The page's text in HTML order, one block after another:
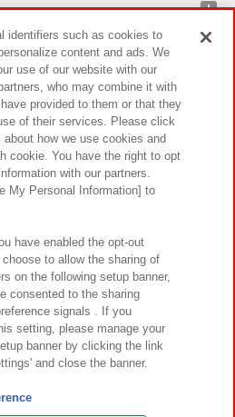
ナビリティ サイトポリシー
ウェブアクセシビリティ方針と検証結果
に
針 よくあるご質問・お問い合わせ
Amusement Inc.
Amusement Lab Inc.
identifiers such as cookies to
content and ads. We
use of our website with our
who may combine it with
provided to them or that they
of their services. Please click
how we use cookies and
cookie. You have the right to opt
with our partners.
My Personal Information] to
have enabled the opt-out
to allow the sharing of
on the following setup banner,
consented to the sharing
signals . If you
setting, please manage your
banner by clicking the link
and close the banner.